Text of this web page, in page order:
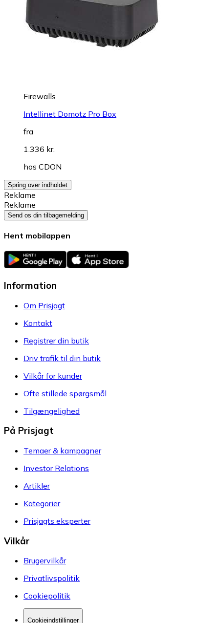
Firewalls
Intellinet Domotz Pro Box
fra
1.336 kr.
hos CDON
Spring over indholdet
Reklame
Reklame
Send os din tilbagemelding
Hent mobilappen
Information
Om Prisjagt
Kontakt
Registrer din butik
Driv trafik til din butik
Vilkår for kunder
Ofte stillede spørgsmål
Tilgængelighed
På Prisjagt
Temaer & kampagner
Investor Relations
Artikler
Kategorier
Prisjagts eksperter
Vilkår
Brugervilkår
Privatlivspolitik
Cookiepolitik
Cookieindstillinger